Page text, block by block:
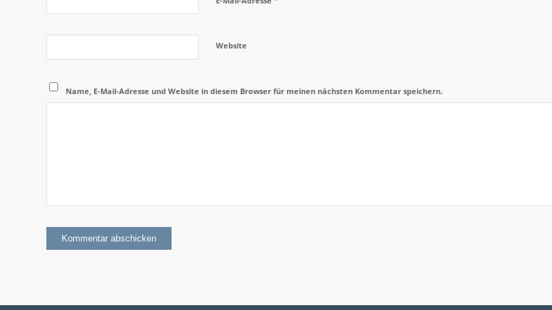
Website
Name, E-Mail-Adresse und Website in diesem Browser für meinen nächsten Kommentar speichern.